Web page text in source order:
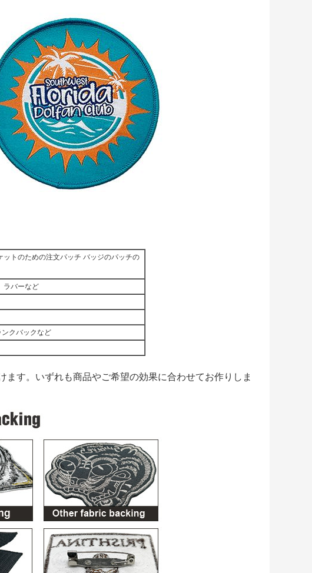
トのための注文パッチ バッジのパッチの
ラバーなど
クバックなど
ます。いずれも商品やご希望の効果に合わせてお作りしま